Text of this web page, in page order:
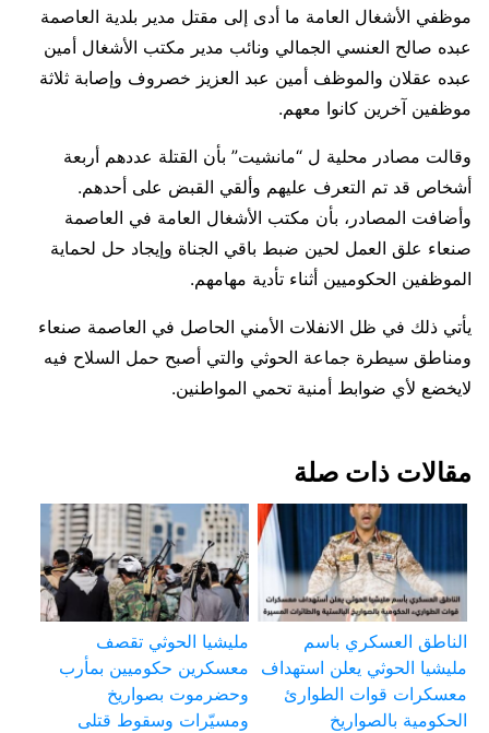
موظفي الأشغال العامة ما أدى إلى مقتل مدير بلدية العاصمة
عبده صالح العنسي الجمالي ونائب مدير مكتب الأشغال أمين
عبده عقلان والموظف أمين عبد العزيز خصروف وإصابة ثلاثة
موظفين آخرين كانوا معهم.
وقالت مصادر محلية ل “مانشيت” بأن القتلة عددهم أربعة
أشخاص قد تم التعرف عليهم وألقي القبض على أحدهم.
وأضافت المصادر، بأن مكتب الأشغال العامة في العاصمة
صنعاء علق العمل لحين ضبط باقي الجناة وإيجاد حل لحماية
الموظفين الحكوميين أثناء تأدية مهامهم.
يأتي ذلك في ظل الانفلات الأمني الحاصل في العاصمة صنعاء
ومناطق سيطرة جماعة الحوثي والتي أصبح حمل السلاح فيه
لايخضع لأي ضوابط أمنية تحمي المواطنين.
مقالات ذات صلة
الناطق العسكري باسم
مليشيا الحوثي يعلن استهداف
معسكرات قوات الطوارئ
الحكومية بالصواريخ
مليشيا الحوثي تقصف
معسكرين حكوميين بمأرب
وحضرموت بصواريخ
ومسيّرات وسقوط قتلى